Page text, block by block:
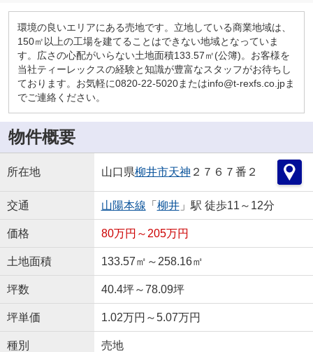
環境の良いエリアにある売地です。立地している商業地域は、
150㎡以上の工場を建てることはできない地域となっていま
す。広さの心配がいらない土地面積133.57㎡(公簿)。お客様を
当社ティーレックスの経験と知識が豊富なスタッフがお待ちし
ております。お気軽に0820-22-5020またはinfo@t-rexfs.co.jpま
でご連絡ください。
物件概要
所在地 山口県柳井市天神 ２７６７番２
交通 山陽本線 「 柳井」駅 徒歩11～12分
価格 80万円～205万円
土地面積 133.57㎡～258.16㎡
坪数 40.4坪～78.09坪
坪単価 1.02万円～5.07万円
種別 売地